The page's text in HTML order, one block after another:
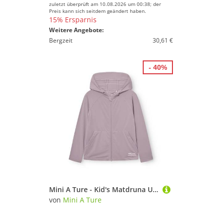
zuletzt überprüft am 10.08.2026 um 00:38; der
Preis kann sich seitdem geändert haben.
15% Ersparnis
Weitere Angebote:
Bergzeit
30,61 €
Mini A Ture - Kid's Matdruna UV Skin Hoodie - Sweat- & Trainingsjacke Gr 152 - 12 Years lila
von Mini A Ture
- 40%